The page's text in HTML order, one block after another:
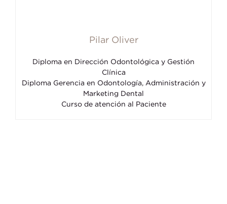
Pilar Oliver
Diploma en Dirección Odontológica y Gestión
Clínica
Diploma Gerencia en Odontología, Administración y
Marketing Dental
Curso de atención al Paciente